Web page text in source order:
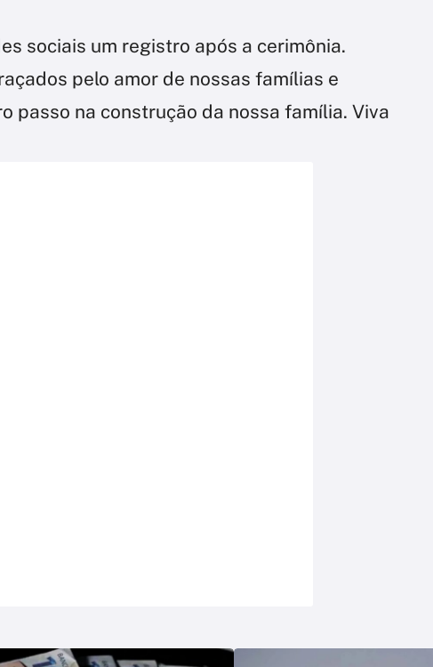
sociais um registro após a cerimônia.
pelo amor de nossas famílias e
passo na construção da nossa família. Viva